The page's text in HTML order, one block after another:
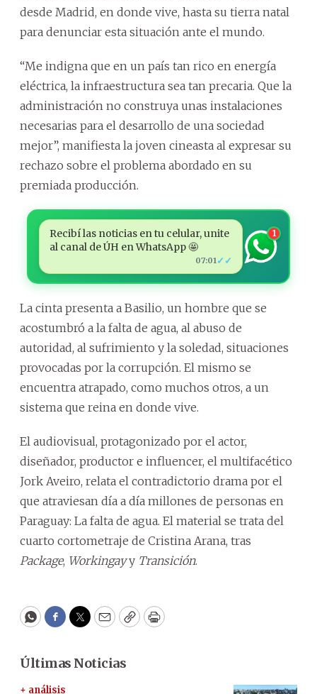
desde Madrid, en donde vive, hasta su tierra natal
para denunciar esta situación ante el mundo.
“Me indigna que en un país tan rico en energía
eléctrica, la infraestructura sea tan precaria. Que la
administración no construya unas instalaciones
necesarias para el desarrollo de una sociedad
mejor”, manifiesta la joven cineasta al expresar su
rechazo sobre el problema abordado en su
premiada producción.
Recibí las noticias en tu celular, unite
al canal de ÚH en WhatsApp 🤩
07:01✓✓
1
La cinta presenta a Basilio, un hombre que se
acostumbró a la falta de agua, al abuso de
autoridad, al sufrimiento y la soledad, situaciones
provocadas por la corrupción. El mismo se
encuentra atrapado, como muchos otros, a un
sistema que reina en donde vive.
El audiovisual, protagonizado por el actor,
diseñador, productor e influencer, el multifacético
Jork Aveiro, relata el contradictorio drama por el
que atraviesan día a día millones de personas en
Paraguay: La falta de agua. El material se trata del
cuarto cortometraje de Cristina Arana, tras
Package, Workingayy Transición.
WhatsApp
Facebook
Twitter
EmailCopyPrint
Últimas Noticias
+ análisis